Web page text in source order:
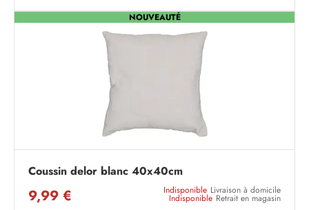
NOUVEAUTÉ
Coussin delor blanc 40x40cm
9,99 € Indisponible Livraison à domicile
Indisponible Retrait en magasin